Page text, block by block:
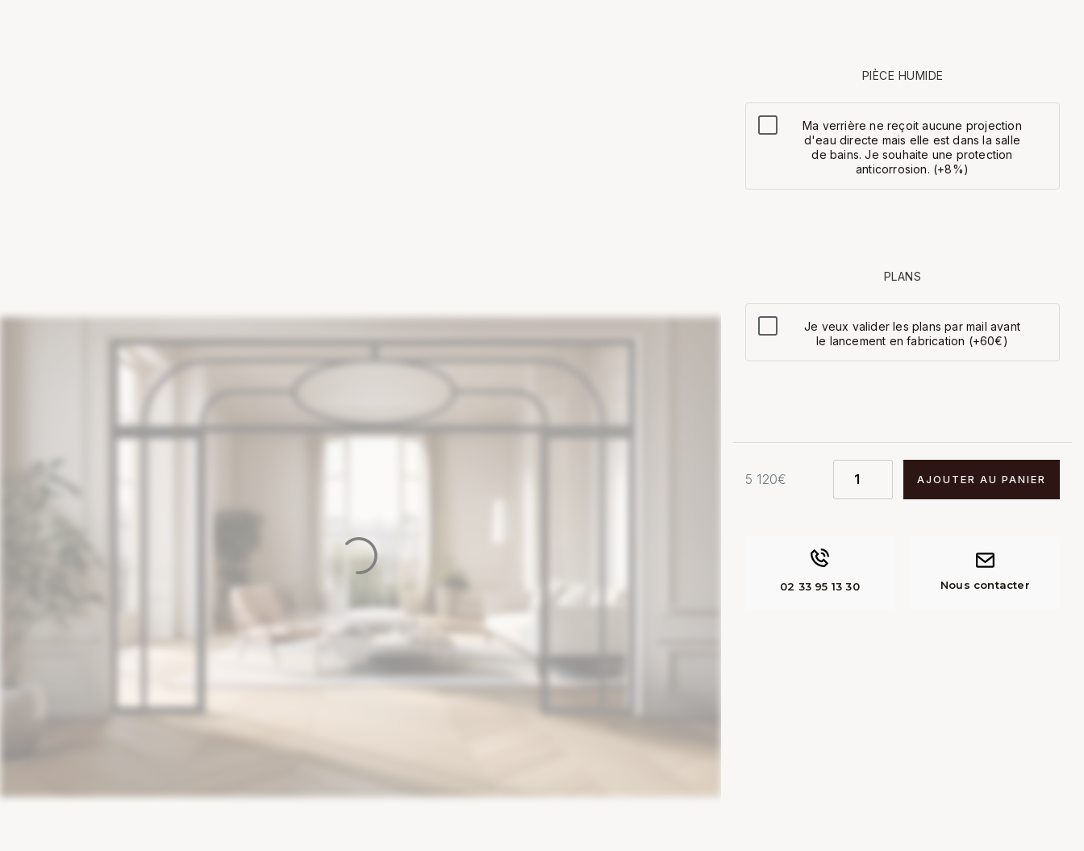
PIÈCE HUMIDE
Ma verrière ne reçoit aucune projection
d'eau directe mais elle est dans la salle
de bains. Je souhaite une protection
anticorrosion. (+8%)
PLANS
Je veux valider les plans par mail avant
le lancement en fabrication (+60€)
5 120€ AJOUTER AU PANIER
02 33 95 13 30 Nous contacter